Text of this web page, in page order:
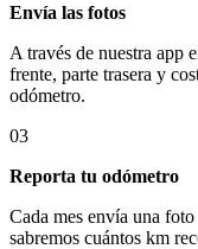
Envía las fotos
A través de nuestra app
frente, parte trasera y
odómetro.
03
Reporta tu odómetro
Cada mes envía una
sabremos cuántos km